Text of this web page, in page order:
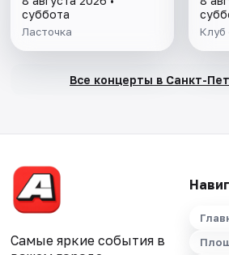
суббота
Ласточка Клуб
Все концерты в Санкт-
Самые яркие события в